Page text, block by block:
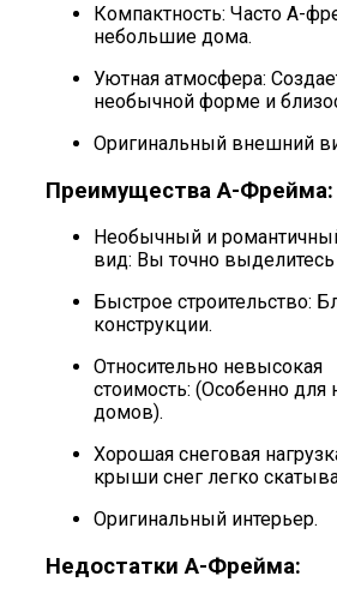
Компактность: Часто А-
небольшие дома.
Уютная атмосфера:
необычной форме и
Оригинальный внешний
Преимущества А-Фрейма:
Необычный и
вид: Вы точно
Быстрое строительство:
конструкции.
Относительно невысокая
стоимость: (Особенно для
домов).
Хорошая снеговая
крыши снег легко
Оригинальный интерьер.
Недостатки А-Фрейма: